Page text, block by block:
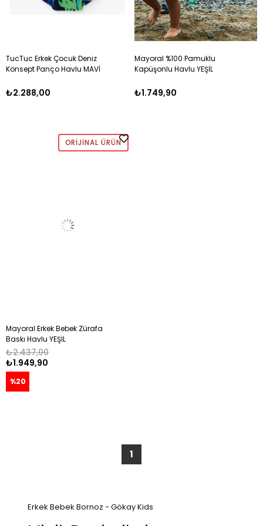
TucTuc Erkek Çocuk Deniz
Konsept Panço Havlu MAVİ
₺2.288,00
Mayoral %100 Pamuklu
Kapüşonlu Havlu YEŞİL
₺1.749,90
ORIJINAL ÜRÜN
Mayoral Erkek Bebek Zürafa
Baskı Havlu YEŞİL
₺1.949,90
₺2.437,00
%20
1
Erkek Bebek Bornoz - Gökay Kids